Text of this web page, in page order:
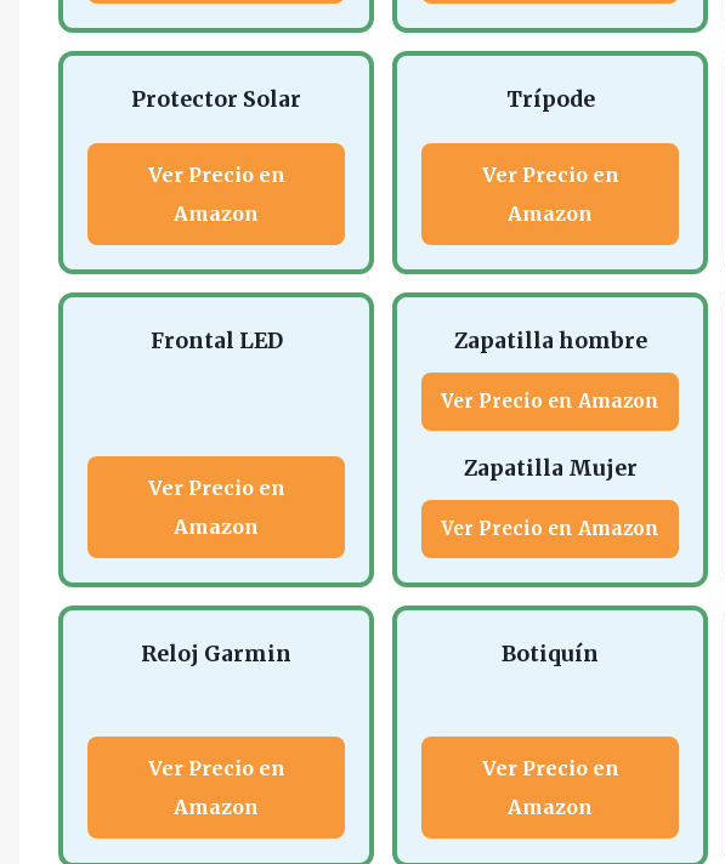
Protector Solar
Ver Precio en
Amazon
Trípode
Ver Precio en
Amazon
Frontal LED
Ver Precio en
Amazon
Zapatilla hombre
Ver Precio en Amazon
Zapatilla Mujer
Ver Precio en Amazon
Reloj Garmin
Ver Precio en
Amazon
Botiquín
Ver Precio en
Amazon